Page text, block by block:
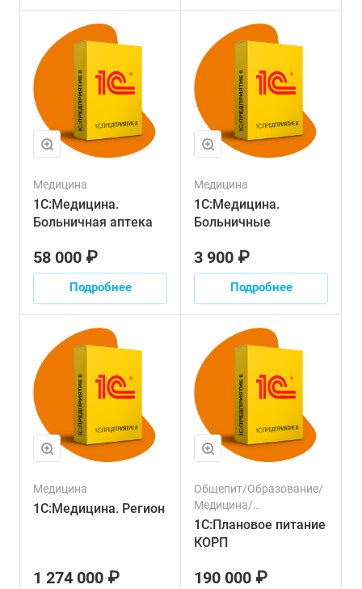
Медицина
1С:Медицина.
Больничная аптека
58 000 ₽
Подробнее
Медицина
1С:Медицина.
Больничные
3 900 ₽
Подробнее
Медицина
1С:Медицина. Регион
1 274 000 ₽
Общепит/Образование/
Медицина/
Государственное и
муниципальное
1С:Плановое питание
КОРП
190 000 ₽